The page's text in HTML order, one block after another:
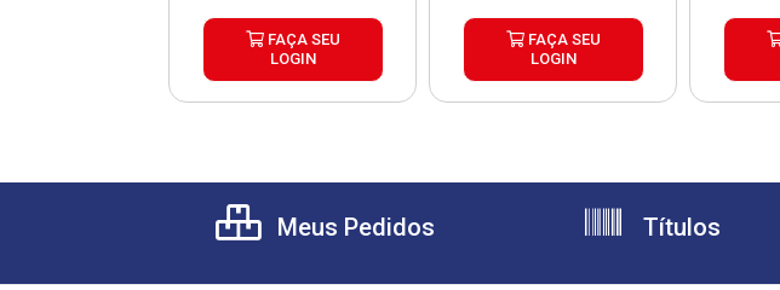
FAÇA SEU
LOGIN
FAÇA SEU
LOGIN
Meus Pedidos Títulos